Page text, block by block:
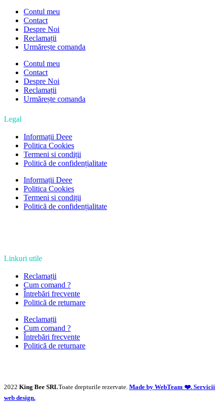
Contul meu
Contact
Despre Noi
Reclamații
Urmărește comanda
Contul meu
Contact
Despre Noi
Reclamații
Urmărește comanda
Legal
Informații Deee
Politica Cookies
Termeni si condiții
Politică de confidențialitate
Informații Deee
Politica Cookies
Termeni si condiții
Politică de confidențialitate
Linkuri utile
Reclamații
Cum comand ?
Întrebări frecvente
Politică de returnare
Reclamații
Cum comand ?
Întrebări frecvente
Politică de returnare
2022 King Bee SRLToate drepturile rezervate. Made by WebTeam ❤️. Servicii
web design.